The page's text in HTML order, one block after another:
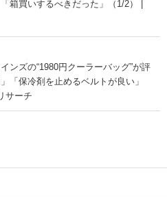
箱買いするべきだった」（1/2） |
ンズの“1980円クーラーバッグ”が評
「保冷剤を止めるベルトが良い」
サーチ